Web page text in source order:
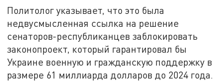
Политолог указывает, что это была
недвусмысленная ссылка на решение
сенаторов-республиканцев заблокировать
законопроект, который гарантировал бы
Украине военную и гражданскую поддержку в
размере 61 миллиарда долларов до 2024 года.